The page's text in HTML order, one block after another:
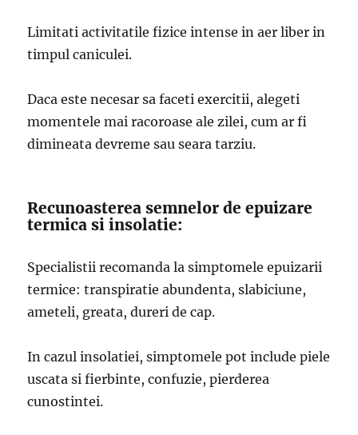
Limitati activitatile fizice intense in aer liber in
timpul caniculei.
Daca este necesar sa faceti exercitii, alegeti
momentele mai racoroase ale zilei, cum ar fi
dimineata devreme sau seara tarziu.
Recunoasterea semnelor de epuizare
termica si insolatie:
Specialistii recomanda la simptomele epuizarii
termice: transpiratie abundenta, slabiciune,
ameteli, greata, dureri de cap.
In cazul insolatiei, simptomele pot include piele
uscata si fierbinte, confuzie, pierderea
cunostintei.